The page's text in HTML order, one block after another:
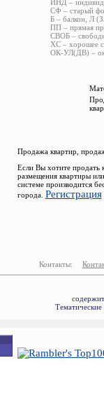
ИНД –
СФ – старый
Б – балкон, Л
ПП – прямая
СВОБ –
ХС – хорошее
ОК-УЛ(ДВ) –
Продажа квартир,
Если Вы хотите продать
размещения квартиры
системе производится
города. Регистрация
Контакты: